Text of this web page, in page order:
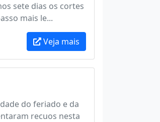
sete dias os cortes
mais le...
Veja mais
do feriado e da
recuos nesta